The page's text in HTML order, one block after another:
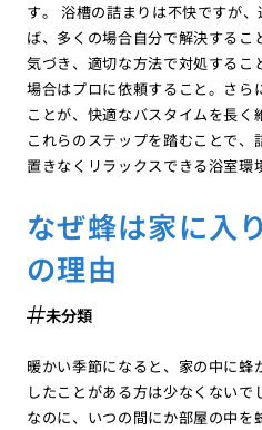
す。 浴槽の詰まりは不快ですが
ば、多くの場合自分で解決するこ
気づき、適切な方法で対処するこ
場合はプロに依頼すること。さら
ことが、快適なバスタイムを長く
これらのステップを踏むことで
置きなくリラックスできる浴室環
なぜ蜂は家に入
の理由
未分類
暖かい季節になると、家の中に蜂
したことがある方は少なくない
なのに、いつの間にか部屋の中